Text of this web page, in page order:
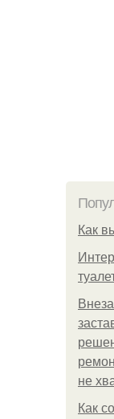
Как
не
Как